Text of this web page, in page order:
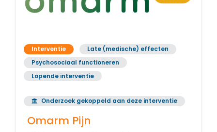
Interventie
Late (medische) effecten
Psychosociaal functioneren
Lopende interventie
Onderzoek gekoppeld aan deze interventie
Omarm Pijn